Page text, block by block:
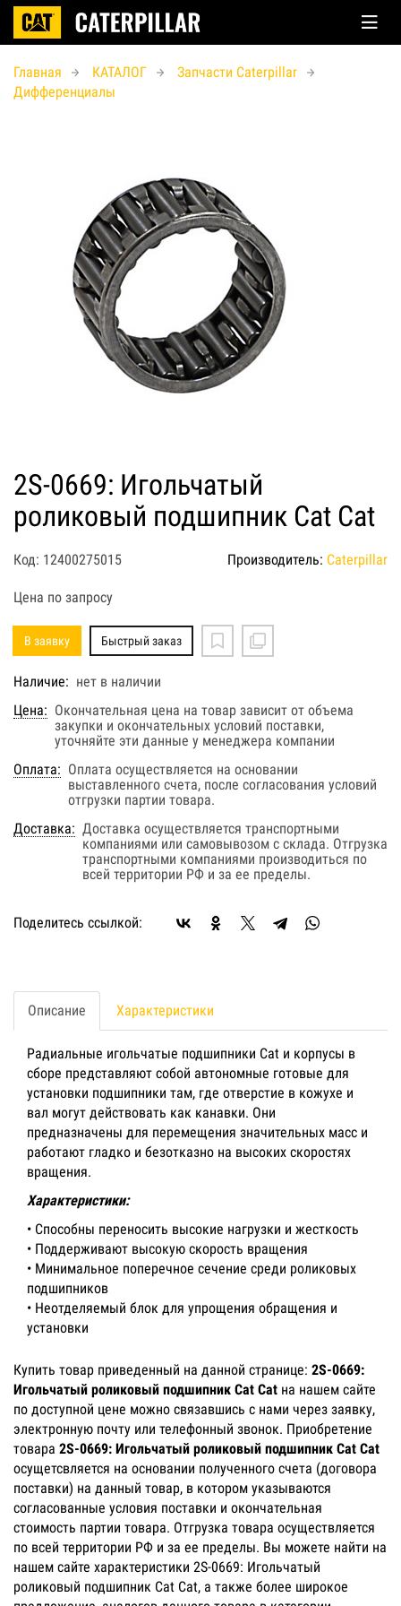
Главная КАТАЛОГ
Запчасти Caterpillar
Дифференциалы
2S-0669: Игольчатый
роликовый подшипник Cat Cat
Код: 12400275015 Производитель: Caterpillar
Цена по запросу
В заявку Быстрый заказ
Наличие: нет в наличии
Цена: Окончательная цена на товар зависит от объема
закупки и окончательных условий поставки,
уточняйте эти данные у менеджера компании
Оплата: Оплата осуществляется на основании
выставленного счета, после согласования условий
отгрузки партии товара.
Доставка: Доставка осуществляется транспортными
компаниями или самовывозом с склада. Отгрузка
транспортными компаниями производиться по
всей территории РФ и за ее пределы.
Поделитесь ссылкой:
Описание Характеристики
Радиальные игольчатые подшипники Cat и корпусы в
сборе представляют собой автономные готовые для
установки подшипники там, где отверстие в кожухе и
вал могут действовать как канавки. Они
предназначены для перемещения значительных масс и
работают гладко и безотказно на высоких скоростях
вращения.
Характеристики:
• Способны переносить высокие нагрузки и жесткость
• Поддерживают высокую скорость вращения
• Минимальное поперечное сечение среди роликовых
подшипников
• Неотделяемый блок для упрощения обращения и
установки
Купить товар приведенный на данной странице: 2S-0669:
Игольчатый роликовый подшипник Cat Cat на нашем сайте
по доступной цене можно связавшись с нами через заявку,
электронную почту или телефонный звонок. Приобретение
товара 2S-0669: Игольчатый роликовый подшипник Cat Cat
осущетсвляется на основании полученного счета (договора
поставки) на данный товар, в котором указываются
согласованные условия поставки и окончательная
стоимость партии товара. Отгрузка товара осуществляется
по всей территории РФ и за ее пределы. Вы можете найти на
нашем сайте характеристики 2S-0669: Игольчатый
роликовый подшипник Cat Cat, а также более широкое